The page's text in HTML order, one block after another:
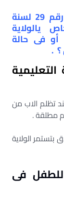
– يجب الاطلاع على الكتاب الدوري رقم 29 لسنة
يالولاية
أو فى حالة
؟ .
تظلم الاب من
مطلقة .
بتستمر الولاية
فى